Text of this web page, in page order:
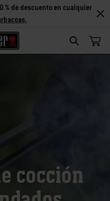
Search
% de descuento en cualquier
cocción